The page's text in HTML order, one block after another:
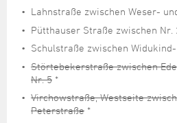
Lahnstraße zwischen Weser-
Pütthauser Straße zwischen Nr.
Schulstraße zwischen
Störtebekerstraße zwischen
Nr. 5 *
Virchowstraße, Westseite
Peterstraße *